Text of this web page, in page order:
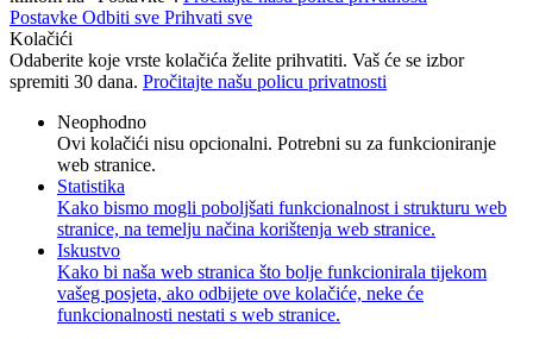
Postavke Odbiti sve Prihvati sve
Kolačići
Odaberite koje vrste kolačića želite prihvatiti. Vaš će se izbor
spremiti 30 dana. Pročitajte našu policu privatnosti
Neophodno
Ovi kolačići nisu opcionalni. Potrebni su za funkcioniranje
web stranice.
Statistika
Kako bismo mogli poboljšati funkcionalnost i strukturu web
stranice, na temelju načina korištenja web stranice.
Iskustvo
Kako bi naša web stranica što bolje funkcionirala tijekom
vašeg posjeta, ako odbijete ove kolačiće, neke će
funkcionalnosti nestati s web stranice.